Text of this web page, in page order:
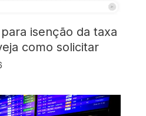
isenção da taxa
como solicitar